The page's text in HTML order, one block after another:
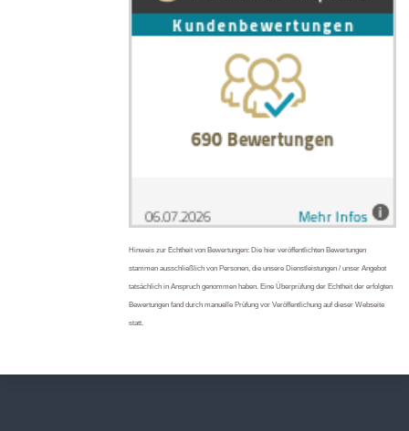
Hinweis zur Echtheit von Bewertungen: Die hier veröffentlichten Bewertungen
stammen ausschließlich von Personen, die unsere Dienstleistungen / unser Angebot
tatsächlich in Anspruch genommen haben. Eine Überprüfung der Echtheit der erfolgten
Bewertungen fand durch manuelle Prüfung vor Veröffentlichung auf dieser Webseite
statt.